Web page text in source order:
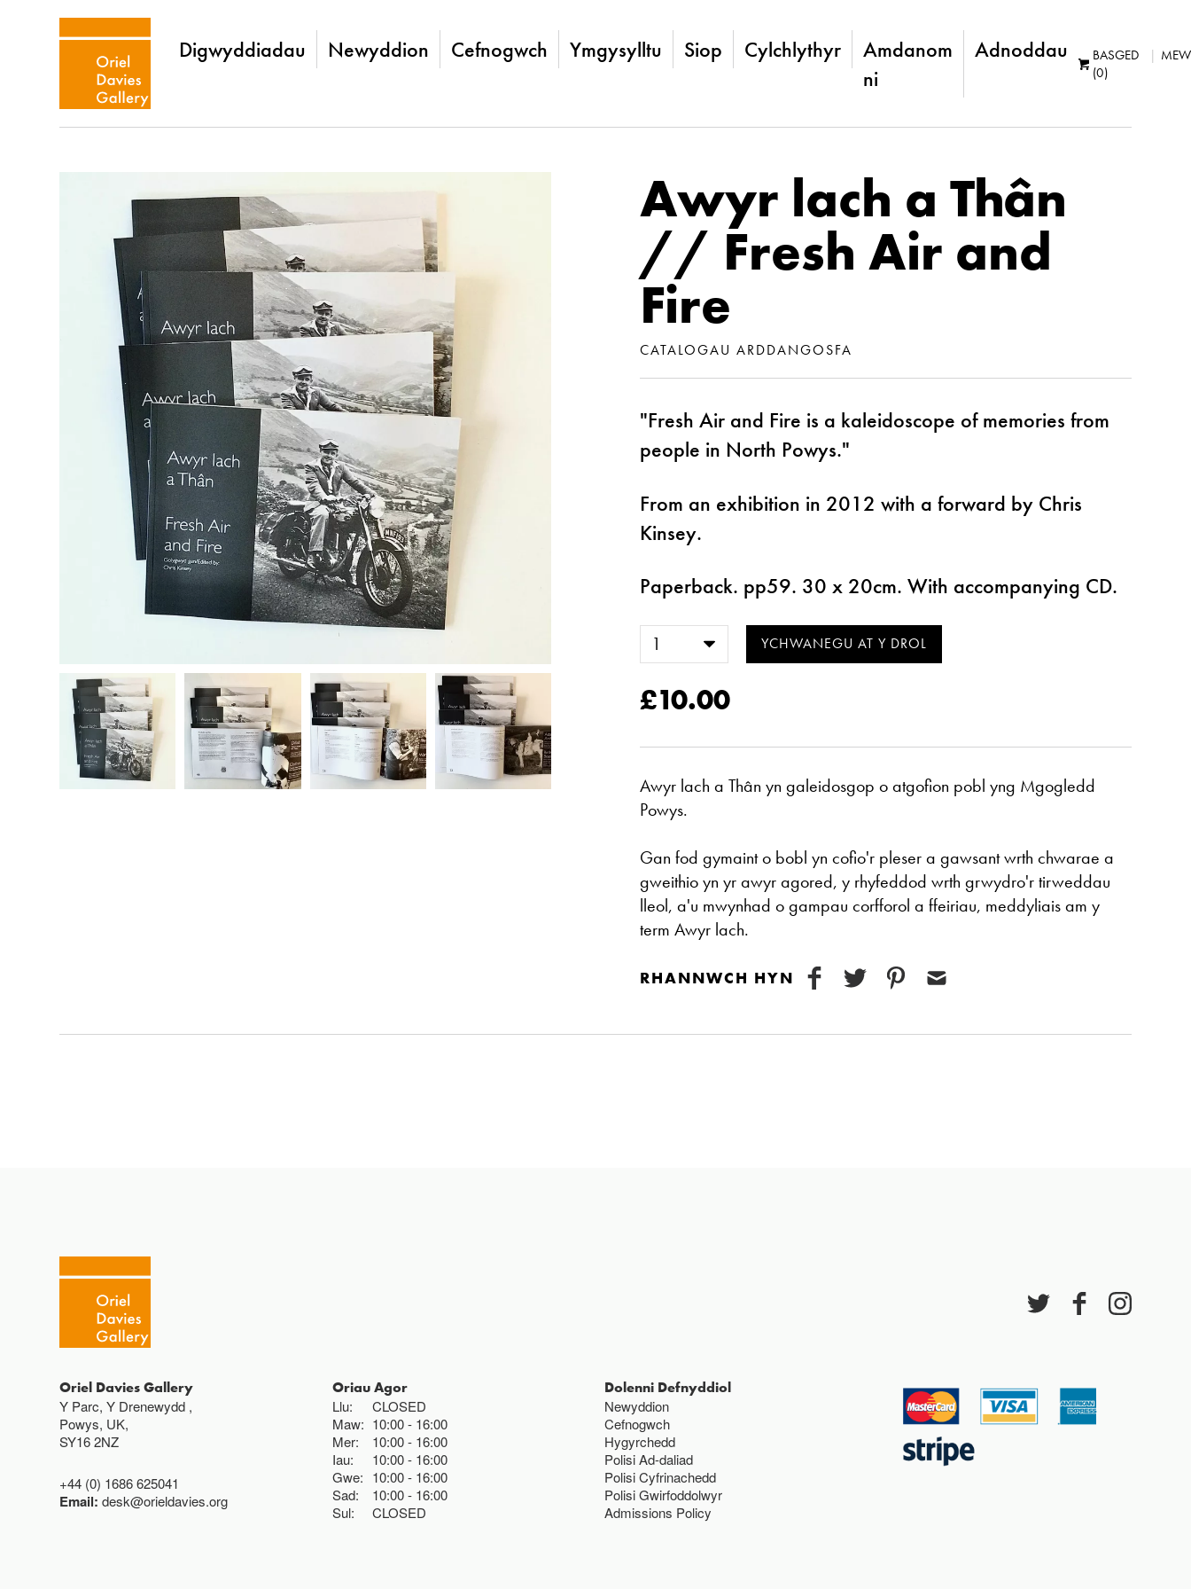
Digwyddiadau Newyddion Cefnogwch Ymgysylltu Siop Cylchlythyr
Amdanom
ni
Adnoddau
BASGED
(0)
Awyr lach a Thân
// Fresh Air and
Fire
CATALOGAU ARDDANGOSFA
"Fresh Air and Fire is a kaleidoscope of memories from
people in North Powys."
From an exhibition in 2012 with a forward by Chris
Kinsey.
Paperback. pp59. 30 x 20cm. With accompanying CD.
£10.00
Awyr lach a Thân yn galeidosgop o atgofion pobl yng Mgogledd
Powys.
Gan fod gymaint o bobl yn cofio'r pleser a gawsant wrth chwarae a
gweithio yn yr awyr agored, y rhyfeddod wrth grwydro'r tirweddau
lleol, a'u mwynhad o gampau corfforol a ffeiriau, meddyliais am y
term Awyr lach.
RHANNWCH HYN
Oriel Davies Gallery
Y Parc, Y Drenewydd ,
Powys, UK,
SY16 2NZ
+44 (0) 1686 625041
Email:desk@orieldavies.org
Oriau Agor
Llu:
CLOSED
Maw: 10:00
16:00
Mer:
10:00
16:00
Iau:
10:00
16:00
Gwe: 10:00
16:00
Sad:
10:00
16:00
Sul:
CLOSED
Dolenni Defnyddiol
Newyddion
Cefnogwch
Hygyrchedd
Polisi Ad-daliad
Polisi Cyfrinachedd
Polisi Gwirfoddolwyr
Admissions Policy